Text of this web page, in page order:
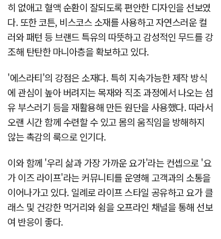
히 없애고 혈액 순환이 잘되도록 편안한 디자인을 선보였
다. 또한 코튼, 비스코스 소재를 사용하고 자연스러운 컬
러와 패턴 등 브랜드 특유의 따뜻하고 감성적인 무드를 강
조해 탄탄한 마니아층을 확보하고 있다.
'에스라티'의 강점은 소재다. 특히 지속가능한 제작 방식
에 관심이 높아 버려지는 목재와 직조 과정에서 나오는 섬
유 부스러기 등을 재활용해 만든 원단을 사용했다. 따라서
오랜 시간 함께 수련할 수 있고 몸의 움직임을 방해하지
않는 촉감의 룩으로 인기다.
이와 함께 '우리 삶과 가장 가까운 요가'라는 컨셉으로 '요
가 이즈 라이프'라는 커뮤니티를 운영해 고객과의 소통을
이어나가고 있다. 일례로 라이프 스타일 공유하고 요가 클
래스 및 건강한 먹거리와 쉼을 오프라인 채널을 통해 선보
여 반응이 좋다.